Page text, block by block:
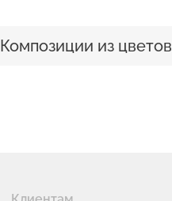
Композиции из цветов